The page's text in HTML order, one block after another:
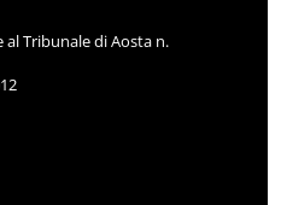
Tribunale di Aosta n.